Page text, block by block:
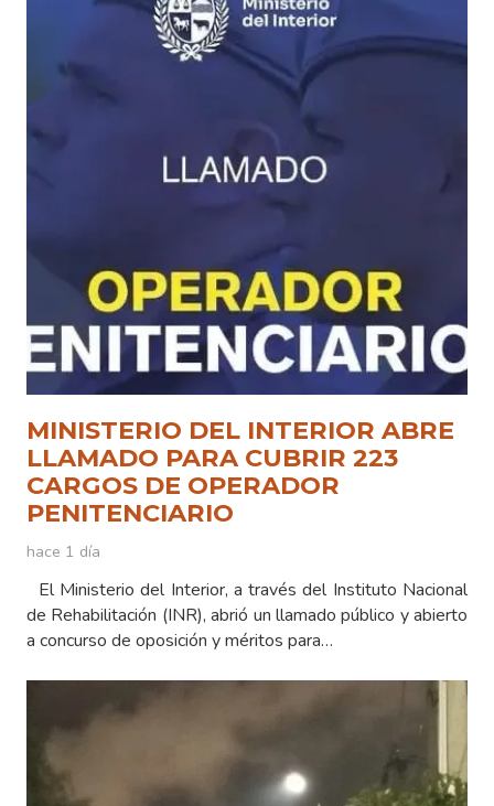
MINISTERIO DEL INTERIOR ABRE
LLAMADO PARA CUBRIR 223
CARGOS DE OPERADOR
PENITENCIARIO
hace 1 día
El Ministerio del Interior, a través del Instituto Nacional
de Rehabilitación (INR), abrió un llamado público y abierto
a concurso de oposición y méritos para…